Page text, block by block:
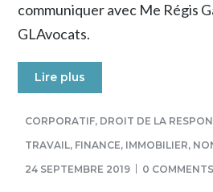
communiquer avec Me Régis
GLAvocats.
Lire plus
CORPORATIF, DROIT DE LA
TRAVAIL, FINANCE, IMMOBILIER,
24 SEPTEMBRE 2019
0 COMMENTS